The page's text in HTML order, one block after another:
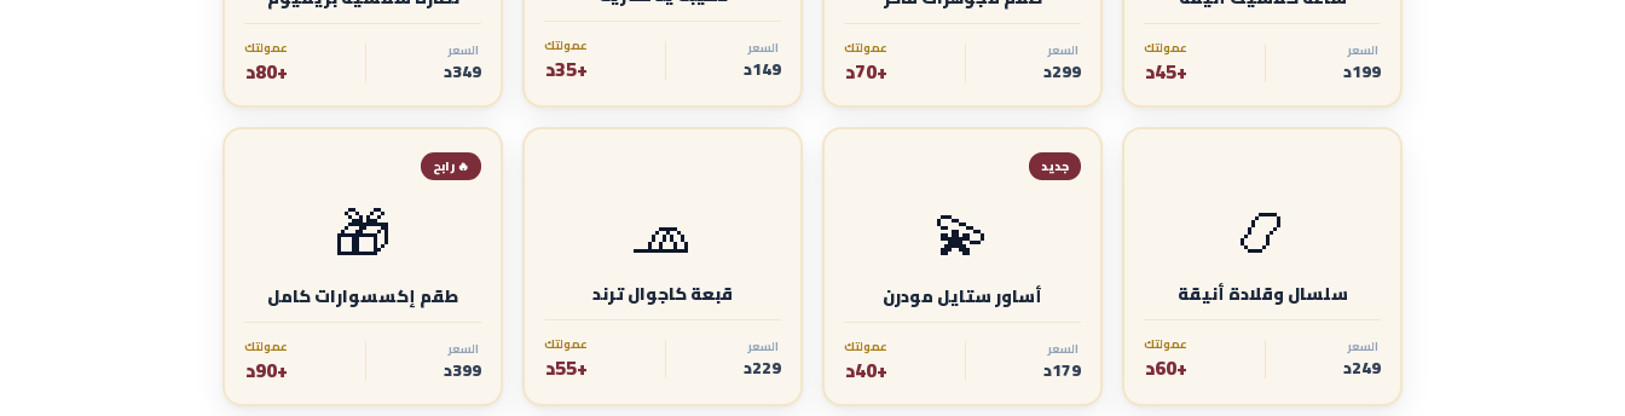
السعر
199د
عمولتك
+45د
السعر
299د
عمولتك
+70د
السعر
149د
عمولتك
+35د
السعر
349د
عمولتك
+80د
📿
سلسال وقلادة أنيقة
السعر
249د
عمولتك
+60د
جديد
💫
أساور ستايل مودرن
السعر
179د
عمولتك
+40د
🧢
قبعة كاجوال ترند
السعر
229د
عمولتك
+55د
🔥 رابح
🎁
طقم إكسسوارات كامل
السعر
399د
عمولتك
+90د